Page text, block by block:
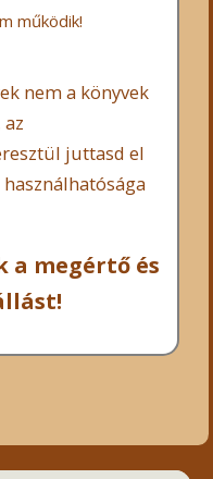
működik!
nem a könyvek
juttasd el
a megértő és